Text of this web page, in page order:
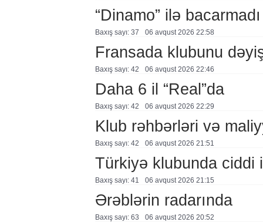
“Dinamo” ilə bacarmadı
Baxış sayı: 37 06 avqust 2026 22:58
Fransada klubunu
Baxış sayı: 42 06 avqust 2026 22:46
Daha 6 il “Real”da
Baxış sayı: 42 06 avqust 2026 22:29
Klub rəhbərləri və
Baxış sayı: 42 06 avqust 2026 21:51
Türkiyə klubunda ciddi
Baxış sayı: 41 06 avqust 2026 21:15
Ərəblərin radarında
Baxış sayı: 63 06 avqust 2026 20:52